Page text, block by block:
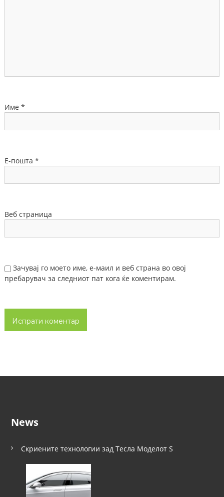
Име *
Е-пошта *
Веб страница
Зачувај го моето име, е-маил и веб страна во овој
пребарувач за следниот пат кога ќе коментирам.
News
Скриените технологии зад Тесла Моделот S